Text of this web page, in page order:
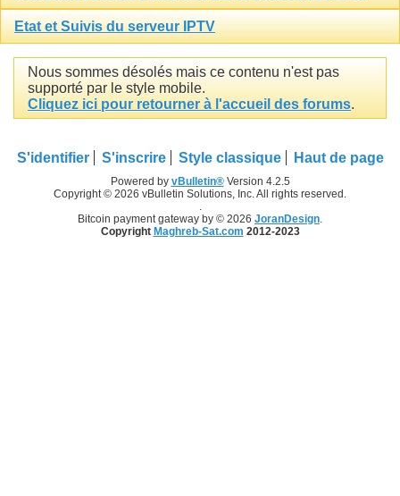
Etat et Suivis du serveur IPTV
Nous sommes désolés mais ce contenu n'est pas
supporté par le style mobile.
Cliquez ici pour retourner à l'accueil des forums.
S'identifier S'inscrire Style classique Haut de page
Powered by vBulletin®Version 4.2.5
Copyright © 2026 vBulletin Solutions, Inc. All rights reserved.
.
Bitcoin payment gateway by © 2026 JoranDesign.
Copyright Maghreb-Sat.com 2012-2023